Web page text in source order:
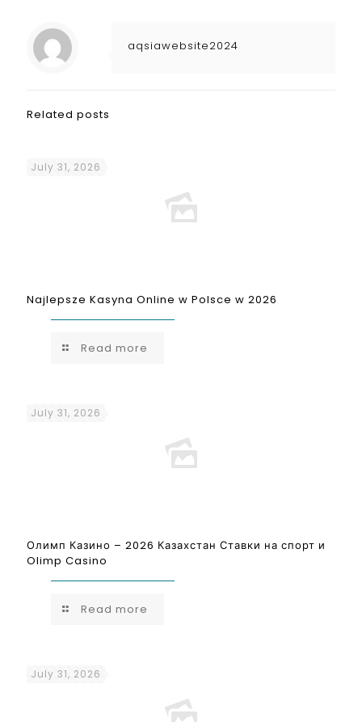
aqsiawebsite2024
Related posts
July 31, 2026
Najlepsze Kasyna Online w Polsce w 2026
Read more
July 31, 2026
Олимп Казино – 2026 Казахстан Ставки на спорт и
Olimp Casino
Read more
July 31, 2026